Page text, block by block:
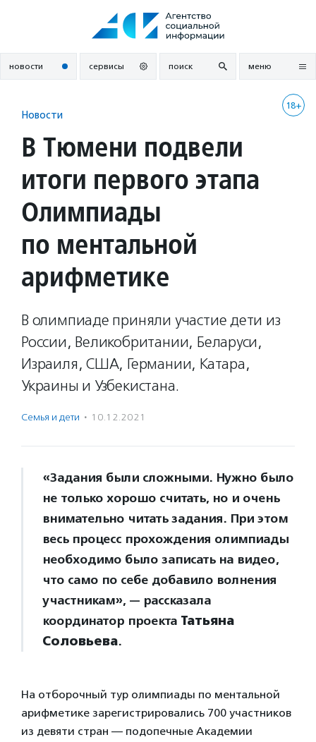
новости сервисы поиск меню
18+
Новости
В Тюмени подвели
итоги первого этапа
Олимпиады
по ментальной
арифметике
В олимпиаде приняли участие дети из
России, Великобритании, Беларуси,
Израиля, США, Германии, Катара,
Украины и Узбекистана.
Семья и дети · 10.12.2021
«Задания были сложными. Нужно было
не только хорошо считать, но и очень
внимательно читать задания. При этом
весь процесс прохождения олимпиады
необходимо было записать на видео,
что само по себе добавило волнения
участникам», — рассказала
координатор проекта Татьяна
Соловьева.
На отборочный тур олимпиады по ментальной
арифметике зарегистрировались 700 участников
из девяти стран — подопечные Академии